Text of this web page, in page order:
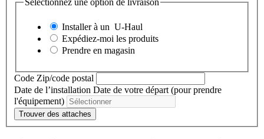
Sélectionnez une option de livraison
Installer à un U-Haul
Expédiez-moi les produits
Prendre en magasin
Code Zip/code postal
Date de l’installation Date de votre départ (pour prendre
l'équipement)
Trouver des attaches